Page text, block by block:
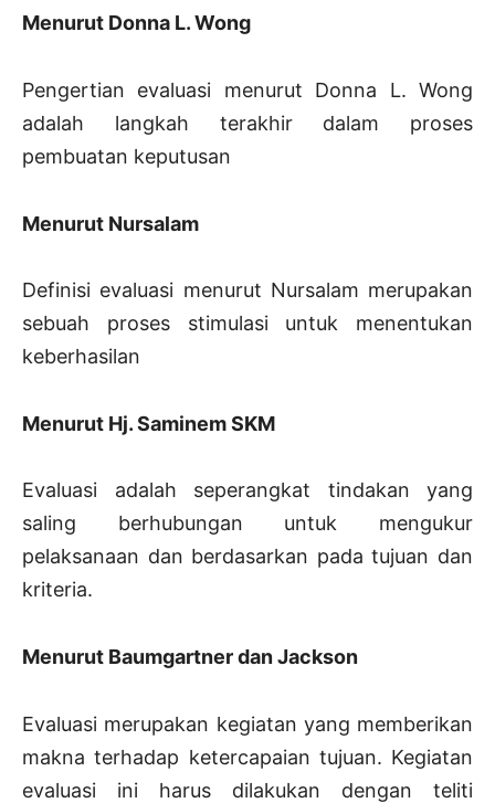
Menurut Donna L. Wong
Pengertian evaluasi menurut Donna L. Wong
adalah langkah terakhir dalam proses
pembuatan keputusan
Menurut Nursalam
Definisi evaluasi menurut Nursalam merupakan
sebuah proses stimulasi untuk menentukan
keberhasilan
Menurut Hj. Saminem SKM
Evaluasi adalah seperangkat tindakan yang
saling berhubungan untuk mengukur
pelaksanaan dan berdasarkan pada tujuan dan
kriteria.
Menurut Baumgartner dan Jackson
Evaluasi merupakan kegiatan yang memberikan
makna terhadap ketercapaian tujuan. Kegiatan
evaluasi ini harus dilakukan dengan teliti